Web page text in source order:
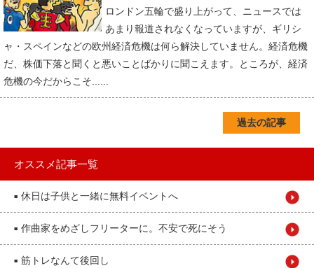
ロンドン五輪で盛り上がって、ニュースでは
あまり報道されなくなっていますが、ギリシ
ャ・スペインなどの欧州経済危機は何ら解決していません。経済危機
だ、株価下落と聞くと悪いことばかりに聞こえます。ところが、経済
危機の今だからこそ......
過去の記事
オススメ記事一覧
■ 休日は子供と一緒に無料イベントへ
■ 作曲家をめざしフリーターに。不安で死にそう
■ 筋トレなんて後回し